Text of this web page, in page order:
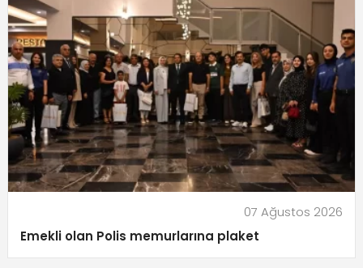
07 Ağustos 2026
Emekli olan Polis memurlarına plaket